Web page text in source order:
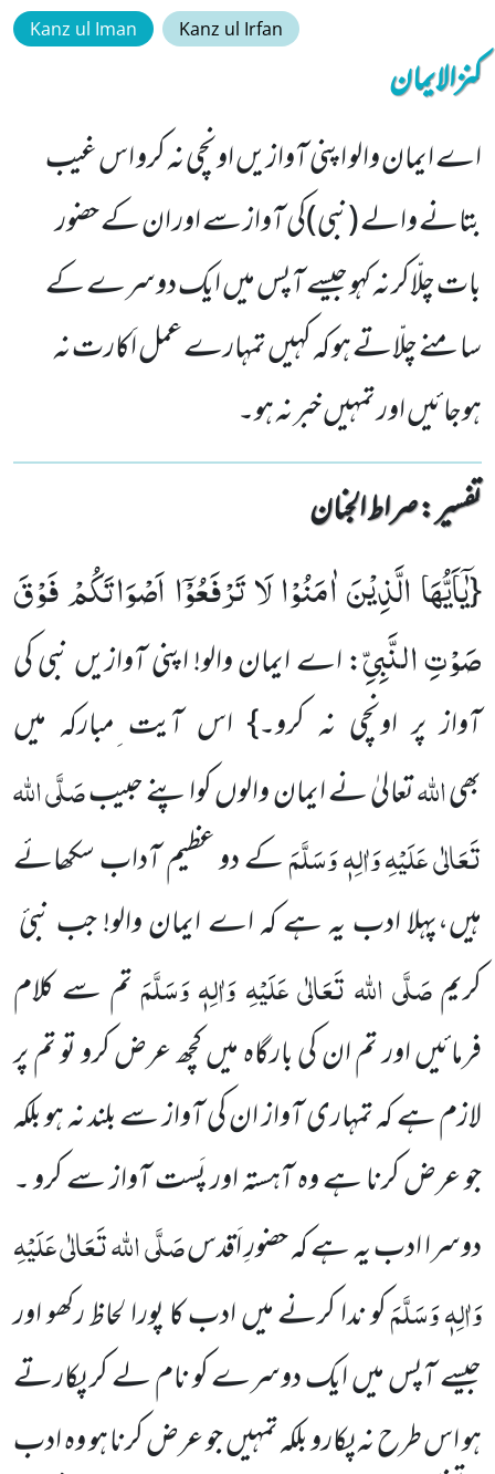
Kanz ul Iman Kanz ul Irfan
کنزالایمان
اے ایمان والو اپنی آوازیں اونچی نہ کرو اس غیب
بتانے والے (نبی)کی آواز سے اور ان کے حضور
بات چلّاکر نہ کہو جیسے آپس میں ایک دوسرے کے
سامنے چلّاتے ہو کہ کہیں تمہارے عمل اَکارت نہ
ہوجائیں اور تمہیں خبر نہ ہو۔
تفسیر : ‎صراط الجنان
{یٰۤاَیُّهَا الَّذِیْنَ اٰمَنُوْا لَا تَرْفَعُوْۤا اَصْوَاتَكُمْ فَوْقَ
صَوْتِ النَّبِیِّ: اے ایمان والو! اپنی آوازیں نبی کی
آواز پر اونچی نہ کرو۔} اس آیت ِمبارکہ میں
بھیاللہتعالیٰ نے ایمان والوں کواپنے حبیبصَلَّی اللہ
تَعَالٰی عَلَیْہِ وَاٰلِہٖ وَسَلَّمَکے دو عظیم آداب سکھائے
ہیں،پہلا ادب یہ ہے کہ اے ایمان والو! جب نبیٔ
کریمصَلَّی اللہ تَعَالٰی عَلَیْہِ وَاٰلِہٖ وَسَلَّمَتم سے کلام
فرمائیں اور تم ان کی بارگاہ میں کچھ عرض کرو تو تم پر
لازم ہے کہ تمہاری آواز ان کی آواز سے بلند نہ ہو بلکہ
جو عرض کرنا ہے وہ آہستہ اور پَست آواز سے کرو ۔
دوسرا ادب یہ ہے کہ حضورِ اَقدسصَلَّی اللہ تَعَالٰی عَلَیْہِ
وَاٰلِہٖ وَسَلَّمَکو ندا کرنے میں ادب کا پورا لحاظ رکھو اور
جیسے آپس میں ایک دوسرے کو نام لے کر پکارتے
ہو اس طرح نہ پکارو بلکہ تمہیں جو عرض کرنا ہو وہ ادب